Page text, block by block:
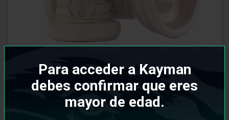
Para acceder a Kayman
debes confirmar que eres
mayor de edad.
Cazoleta HC HighFire Strip Summer Edition